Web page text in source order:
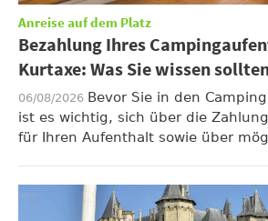
Anreise auf dem Platz
Bezahlung Ihres
Kurtaxe: Was Sie wissen
06/08/2026 Bevor Sie in den
ist es wichtig, sich über die
für Ihren Aufenthalt sowie über